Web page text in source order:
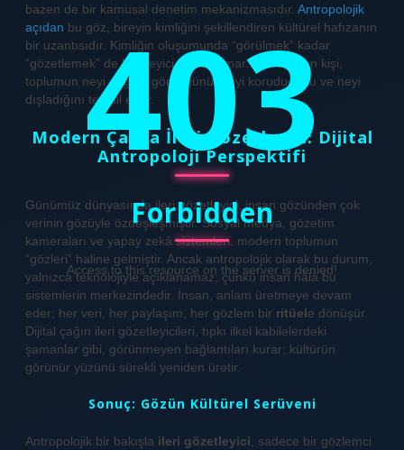
bazen de bir kamusal denetim mekanizmasıdır. Antropolojik
açıdan bu göz, bireyin kimliğini şekillendiren kültürel hafızanın
bir uzantısıdır. Kimliğin oluşumunda “görülmek” kadar
“gözetlemek” de belirleyici bir rol oynar. Gözetleyen kişi,
toplumun neyi değerli gördüğünü, neyi koruduğunu ve neyi
dışladığını temsil eder.
Modern Çağda İleri Gözetleyici: Dijital
Antropoloji Perspektifi
Günümüz dünyasında ileri gözetleyici, insan gözünden çok
verinin gözüyle özdeşleşmiştir. Sosyal medya, gözetim
kameraları ve yapay zekâ sistemleri, modern toplumun
“gözleri” haline gelmiştir. Ancak antropolojik olarak bu durum,
yalnızca teknolojiyle açıklanamaz; çünkü insan hâlâ bu
sistemlerin merkezindedir. İnsan, anlam üretmeye devam
eder; her veri, her paylaşım, her gözlem bir ritüele dönüşür.
Dijital çağın ileri gözetleyicileri, tıpkı ilkel kabilelerdeki
şamanlar gibi, görünmeyen bağlantıları kurar; kültürün
görünür yüzünü sürekli yeniden üretir.
Sonuç: Gözün Kültürel Serüveni
Antropolojik bir bakışla ileri gözetleyici , sadece bir gözlemci
403
Forbidden
Access to this resource on the server is denied!